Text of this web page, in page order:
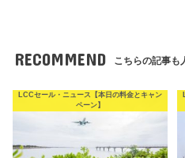
RECOMMEND こちらの記事も
LCCセール・ニュース【本日の料金とキャン
ペーン】